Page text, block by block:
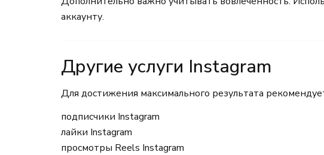
аккаунту.
Другие услуги Instagram
Для достижения максимального результата
подписчики Instagram
лайки Instagram
просмотры Reels Instagram